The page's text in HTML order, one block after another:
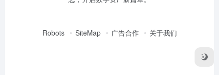
Robots SiteMap 广告合作 关于我们